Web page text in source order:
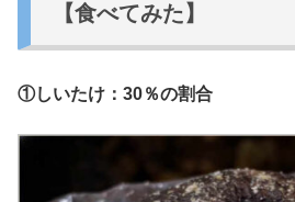
【食べてみた】
①しいたけ：30％の割合